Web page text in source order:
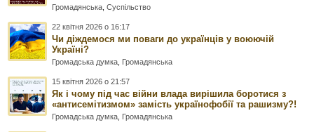
Громадянська ,Суспільство
22 квітня 2026 о 16:17
Чи діждемося ми поваги до українців у воюючій
Україні?
Громадська думка Громадянська
15 квітня 2026 о 21:57
Як і чому під час війни влада вирішила боротися з
«антисемітизмом» замість українофобії та рашизму?!
Громадська думка Громадянська